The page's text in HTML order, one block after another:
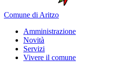
Comune di Aritzo
Amministrazione
Novità
Servizi
Vivere il comune